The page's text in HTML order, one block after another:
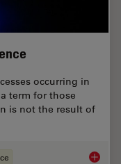
occurring in
term for those
is not the result of
Basic